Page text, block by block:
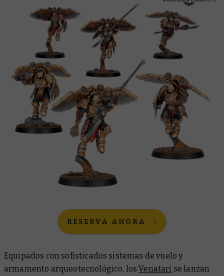
RESERVA AHORA
Equipados con sofisticados sistemas de vuelo y
armamento arqueotecnológico, losVenatari se lanzan